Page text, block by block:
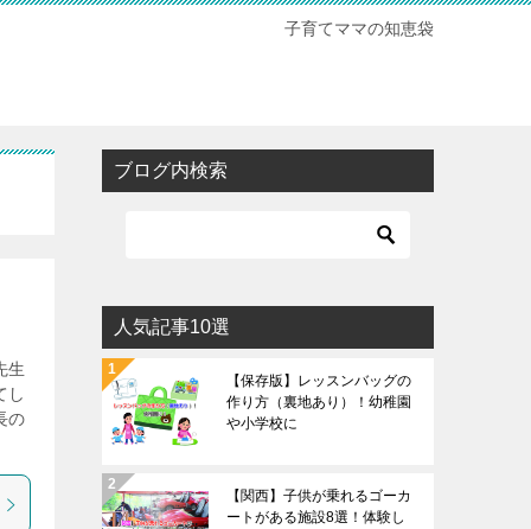
子育てママの知恵袋
生
し
の
ブログ内検索
人気記事10選
【保存版】レッスンバッグの
作り方（裏地あり）！幼稚園
や小学校に
【関西】子供が乗れるゴーカ
ートがある施設8選！体験し